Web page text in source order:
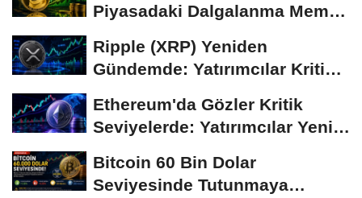
Piyasadaki Dalgalanma Meme
Ripple (XRP) Yeniden
Gündemde: Yatırımcılar Kritik
Ethereum'da Gözler Kritik
Seviyelerde: Yatırımcılar Yeni
Bitcoin 60 Bin Dolar
Seviyesinde Tutunmaya